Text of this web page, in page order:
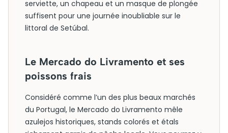
serviette, un chapeau et un masque de plongée
suffisent pour une journée inoubliable sur le
littoral de Setúbal.
Le Mercado do Livramento et ses
poissons frais
Considéré comme l’un des plus beaux marchés
du Portugal, le Mercado do Livramento mêle
azulejos historiques, stands colorés et étals